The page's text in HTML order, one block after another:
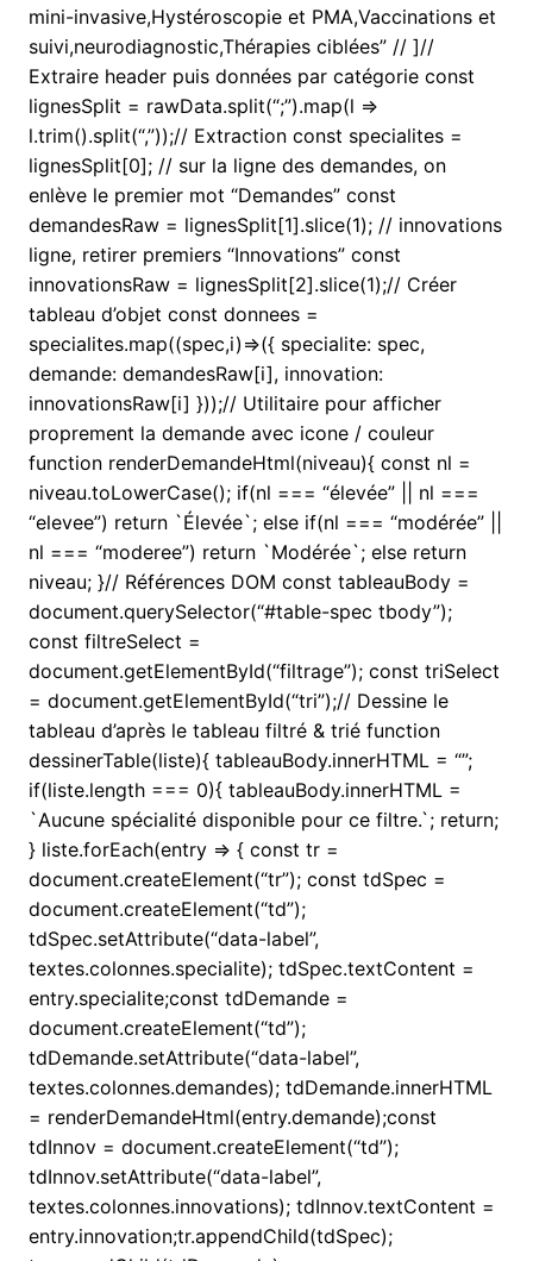
mini-invasive,Hystéroscopie et PMA,Vaccinations et
suivi,neurodiagnostic,Thérapies ciblées” // ]//
Extraire header puis données par catégorie const
lignesSplit = rawData.split(“;”).map(l =>
l.trim().split(“,”));// Extraction const specialites =
lignesSplit[0]; // sur la ligne des demandes, on
enlève le premier mot “Demandes” const
demandesRaw = lignesSplit[1].slice(1); // innovations
ligne, retirer premiers “Innovations” const
innovationsRaw = lignesSplit[2].slice(1);// Créer
tableau d’objet const donnees =
specialites.map((spec,i)=>({ specialite: spec,
demande: demandesRaw[i], innovation:
innovationsRaw[i] }));// Utilitaire pour afficher
proprement la demande avec icone / couleur
function renderDemandeHtml(niveau){ const nl =
niveau.toLowerCase(); if(nl === “élevée” || nl ===
“elevee”) return `Élevée`; else if(nl === “modérée” ||
nl === “moderee”) return `Modérée`; else return
niveau; }// Références DOM const tableauBody =
document.querySelector(“#table-spec tbody”);
const filtreSelect =
document.getElementById(“filtrage”); const triSelect
= document.getElementById(“tri”);// Dessine le
tableau d’après le tableau filtré & trié function
dessinerTable(liste){ tableauBody.innerHTML = “”;
if(liste.length === 0){ tableauBody.innerHTML =
`Aucune spécialité disponible pour ce filtre.`; return;
} liste.forEach(entry => { const tr =
document.createElement(“tr”); const tdSpec =
document.createElement(“td”);
tdSpec.setAttribute(“data-label”,
textes.colonnes.specialite); tdSpec.textContent =
entry.specialite;const tdDemande =
document.createElement(“td”);
tdDemande.setAttribute(“data-label”,
textes.colonnes.demandes); tdDemande.innerHTML
= renderDemandeHtml(entry.demande);const
tdInnov = document.createElement(“td”);
tdInnov.setAttribute(“data-label”,
textes.colonnes.innovations); tdInnov.textContent =
entry.innovation;tr.appendChild(tdSpec);